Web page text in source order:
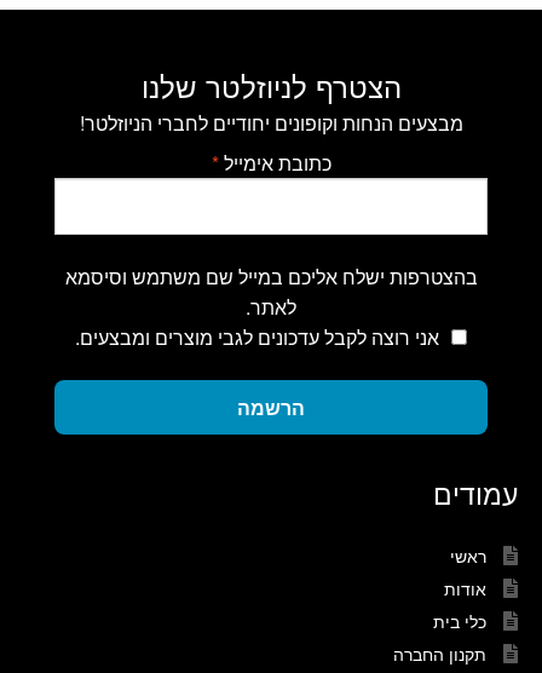
הצטרף לניוזלטר שלנו
מבצעים הנחות וקופונים יחודיים לחברי הניוזלטר!
כתובת אימייל*
בהצטרפות ישלח אליכם במייל שם משתמש וסיסמא
לאתר.
אני רוצה לקבל עדכונים לגבי מוצרים ומבצעים.
הרשמה
עמודים
ראשי
אודות
כלי בית
תקנון החברה